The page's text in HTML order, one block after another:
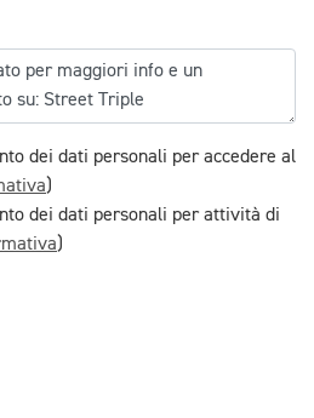
dei dati personali per accedere al
)
dei dati personali per attività di
)